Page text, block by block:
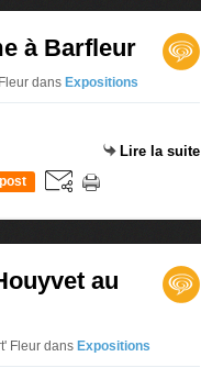
à Barfleur
dans Expositions
Lire la suite
au
Fleur dans Expositions